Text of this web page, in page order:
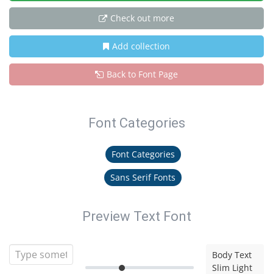
Check out more
Add collection
Back to Font Page
Font Categories
Font Categories
Sans Serif Fonts
Preview Text Font
Body Text
Slim Light